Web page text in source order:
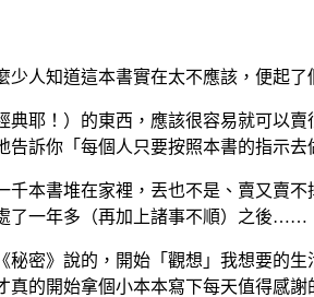
人知道這本書實在太不應該，便起
典耶！）的東西，應該很容易就可以賣
訴你「每個人只要按照本書的指示
本書堆在家裡，丟也不是、賣又賣不
了一年多（再加上諸事不順）之後……
秘密》說的，開始「觀想」我想要的
的開始拿個小本本寫下每天值得感